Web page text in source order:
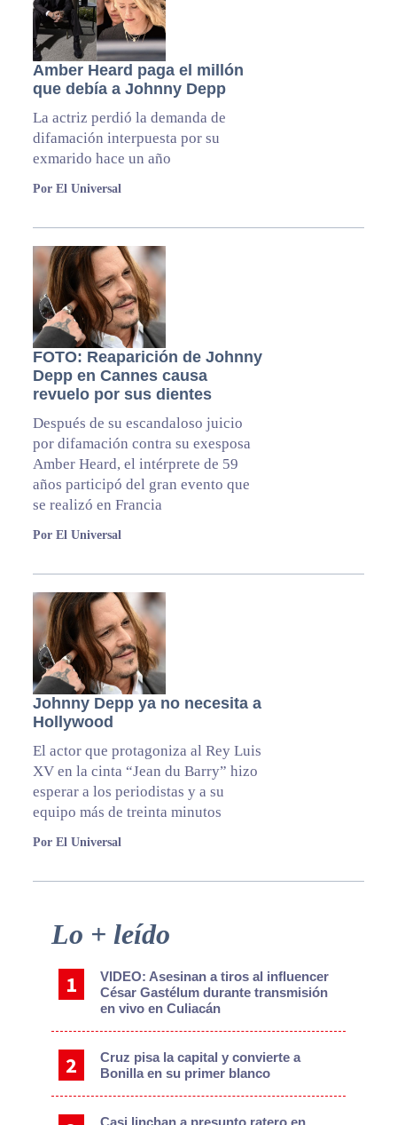
Amber Heard paga el millón
que debía a Johnny Depp
La actriz perdió la demanda de
difamación interpuesta por su
exmarido hace un año
Por El Universal
FOTO: Reaparición de Johnny
Depp en Cannes causa
revuelo por sus dientes
Después de su escandaloso juicio
por difamación contra su exesposa
Amber Heard, el intérprete de 59
años participó del gran evento que
se realizó en Francia
Por El Universal
Johnny Depp ya no necesita a
Hollywood
El actor que protagoniza al Rey Luis
XV en la cinta “Jean du Barry” hizo
esperar a los periodistas y a su
equipo más de treinta minutos
Por El Universal
Primary
Sidebar
Lo + leído
VIDEO: Asesinan a tiros al influencer
César Gastélum durante transmisión
en vivo en Culiacán
Cruz pisa la capital y convierte a
Bonilla en su primer blanco
Casi linchan a presunto ratero en